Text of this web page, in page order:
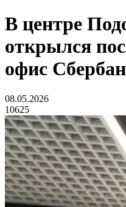
В центре
открылся
офис
08.05.2026
10625